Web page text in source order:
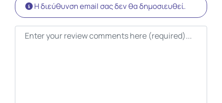
Η διεύθυνση email σας δεν θα δημοσιευθεί.
Κείμενο κριτικής